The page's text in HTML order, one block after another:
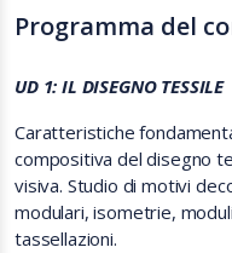
Programma del
UD 1: IL DISEGNO TESSILE
Caratteristiche
compositiva del disegno
visiva. Studio di motivi
modulari, isometrie,
tassellazioni.